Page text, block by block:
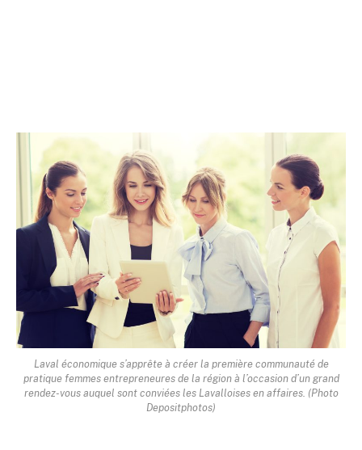
Laval économique s’apprête à créer la première communauté de
pratique femmes entrepreneures de la région à l’occasion d’un grand
rendez-vous auquel sont conviées les Lavalloises en affaires. (Photo
Depositphotos)